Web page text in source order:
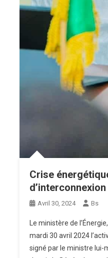
Crise
d’interconnexion
Avril 30, 2024 Bs
Le ministère de
mardi 30 avril 2024
signé par le ministre